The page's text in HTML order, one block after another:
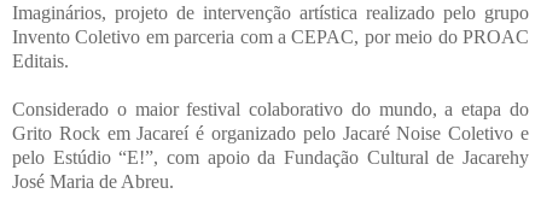
Imaginários, projeto de intervenção artística realizado pelo grupo
Invento Coletivo em parceria com a CEPAC, por meio do PROAC
Editais.
Considerado o maior festival colaborativo do mundo, a etapa do
Grito Rock em Jacareí é organizado pelo Jacaré Noise Coletivo e
pelo Estúdio “E!”, com apoio da Fundação Cultural de Jacarehy
José Maria de Abreu.